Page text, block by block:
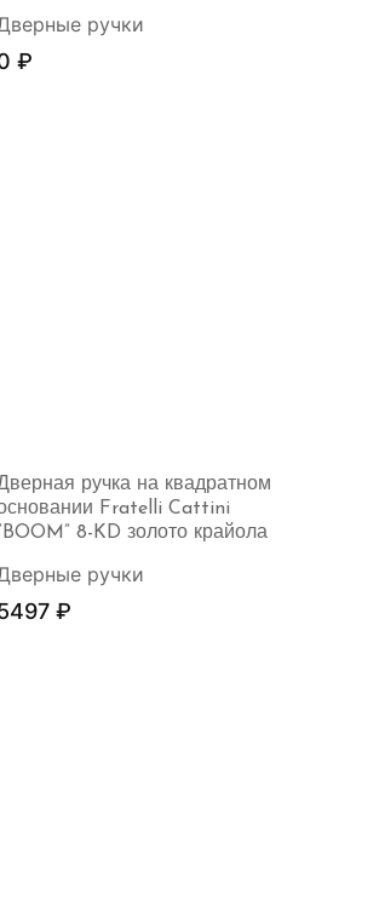
ручки
₽
ручка на квадратном
Fratelli Cattini
8-KD золото крайола
ручки
₽